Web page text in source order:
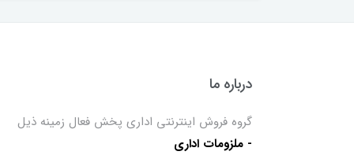
درباره ما
گروه فروش اینترنتی اداری پخش فعال زمینه ذیل
- ملزومات اداری